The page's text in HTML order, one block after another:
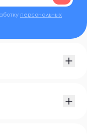
персональных